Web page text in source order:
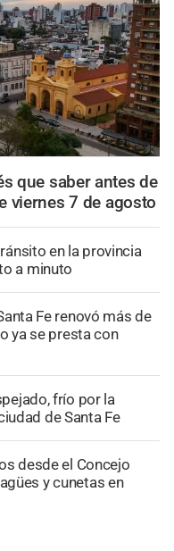
que saber antes de
viernes 7 de agosto
en la provincia
a minuto
Fe renovó más de
ya se presta con
frío por la
de Santa Fe
desde el Concejo
y cunetas en